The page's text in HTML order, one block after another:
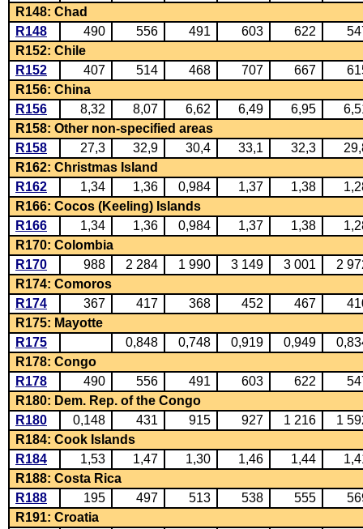
R148: Chad
R148
490 556 491 603 622
R152: Chile
R152
407 514 468 707 667
R156: China
R156
8,32 8,07 6,62 6,49 6,95
R158: Other non-specified areas
R158
27,3 32,9 30,4 33,1 32,3
R162: Christmas Island
R162
1,34 1,36 0,984 1,37 1,38
R166: Cocos (Keeling) Islands
R166
1,34 1,36 0,984 1,37 1,38
R170: Colombia
R170
988 2 284 1 990 3 149 3 001
2
R174: Comoros
R174
367 417 368 452 467
R175: Mayotte
R175
0,848 0,748 0,919 0,949
R178: Congo
R178
490 556 491 603 622
R180: Dem. Rep. of the Congo
R180
0,148 431 915 927 1 216
1
R184: Cook Islands
R184
1,53 1,47 1,30 1,46 1,44
R188: Costa Rica
R188
195 497 513 538 555
R191: Croatia